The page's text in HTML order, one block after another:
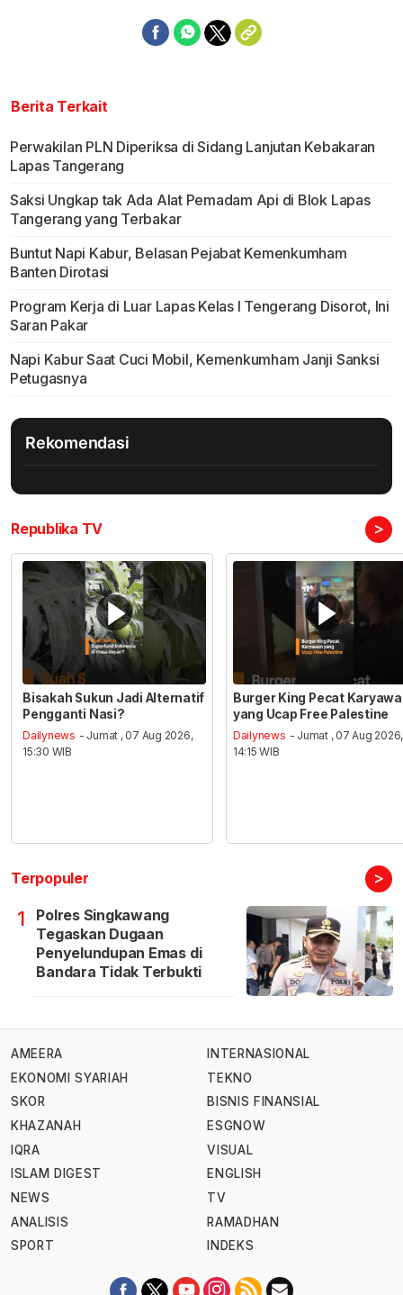
Berita Terkait
Perwakilan PLN Diperiksa di Sidang Lanjutan Kebakaran
Lapas Tangerang
Saksi Ungkap tak Ada Alat Pemadam Api di Blok Lapas
Tangerang yang Terbakar
Buntut Napi Kabur, Belasan Pejabat Kemenkumham
Banten Dirotasi
Program Kerja di Luar Lapas Kelas I Tengerang Disorot, Ini
Saran Pakar
Napi Kabur Saat Cuci Mobil, Kemenkumham Janji Sanksi
Petugasnya
Rekomendasi
Republika TV >
Bisakah Sukun Jadi Alternatif
Pengganti Nasi?
Dailynews - Jumat , 07 Aug 2026,
15:30 WIB
Burger King Pecat
yang Ucap Free Palestine
Dailynews - Jumat , 07 Aug 2026,
14:15 WIB
Terpopuler >
1
Polres Singkawang
Tegaskan Dugaan
Penyelundupan Emas di
Bandara Tidak Terbukti
AMEERA
EKONOMI SYARIAH
SKOR
KHAZANAH
IQRA
ISLAM DIGEST
NEWS
ANALISIS
SPORT
INTERNASIONAL
TEKNO
BISNIS FINANSIAL
ESGNOW
VISUAL
ENGLISH
TV
RAMADHAN
INDEKS